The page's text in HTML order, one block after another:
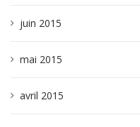
juin 2015
mai 2015
avril 2015